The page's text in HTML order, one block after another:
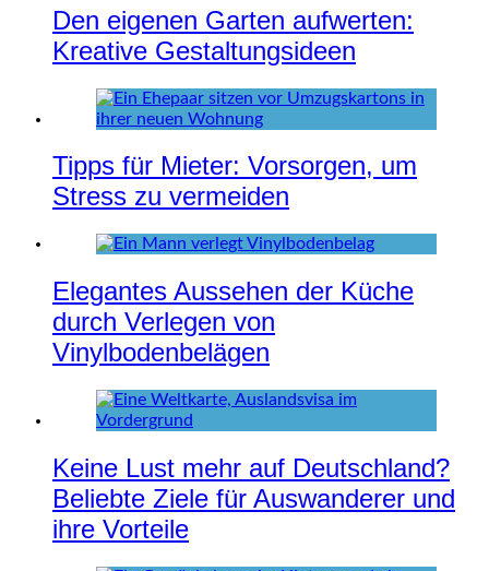
Den eigenen Garten aufwerten:
Kreative Gestaltungsideen
Tipps für Mieter: Vorsorgen, um
Stress zu vermeiden
Elegantes Aussehen der Küche
durch Verlegen von
Vinylbodenbelägen
Keine Lust mehr auf Deutschland?
Beliebte Ziele für Auswanderer und
ihre Vorteile